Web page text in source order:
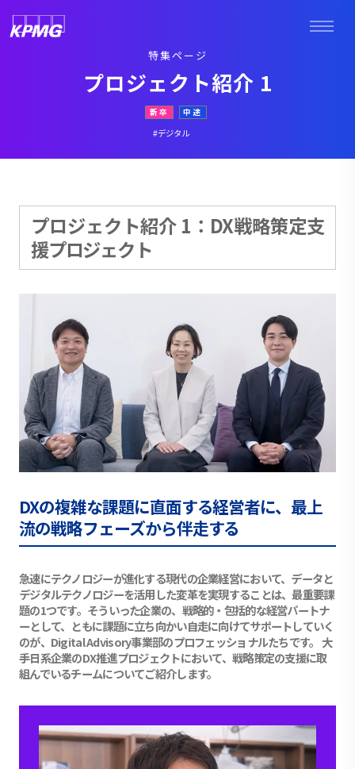
特集ページ
プロジェクト紹介 1
新卒 中途
#デジタル
プロジェクト紹介 1：DX戦略策定支
援プロジェクト
DXの複雑な課題に直面する経営者に、最上
流の戦略フェーズから伴走する
急速にテクノロジーが進化する現代の企業経営において、データと
デジタルテクノロジーを活用した変革を実現することは、最重要課
題の1つです。そういった企業の、戦略的・包括的な経営パートナ
ーとして、ともに課題に立ち向かい自走に向けてサポートしていく
のが、Digital Advisory事業部のプロフェッショナルたちです。 大
手日系企業のDX推進プロジェクトにおいて、戦略策定の支援に取
組んでいるチームについてご紹介します。